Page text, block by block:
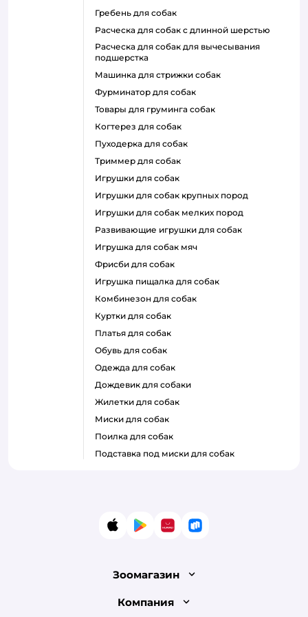
гребень для собак
расческа для собак с длинной шерстью
расческа для собак для вычесывания
подшерстка
машинка для стрижки собак
фурминатор для собак
товары для груминга собак
когтерез для собак
пуходерка для собак
триммер для собак
игрушки для собак
игрушки для собак крупных пород
игрушки для собак мелких пород
развивающие игрушки для собак
игрушка для собак мяч
фрисби для собак
игрушка пищалка для собак
комбинезон для собак
куртки для собак
платья для собак
обувь для собак
одежда для собак
дождевик для собаки
жилетки для собак
миски для собак
поилка для собак
подставка под миски для собак
App StoreGoogle Play
AppGallery
RuStore
Зоомагазин
Лицензия
Компания